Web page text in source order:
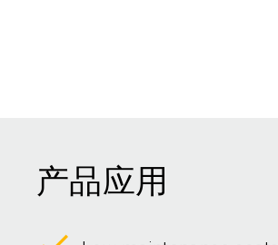
产品应用